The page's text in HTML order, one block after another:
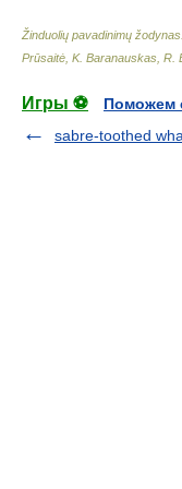
Žinduolių pavadinimų
Prūsaitė, K. Baranauskas, R.
Игры ⚽
Поможем
sabre-toothed